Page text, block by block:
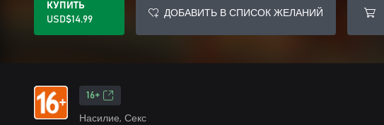
КУПИТЬ
USD$14.99
ДОБАВИТЬ В СПИСОК ЖЕЛАНИЙ
16+
Насилие, Секс